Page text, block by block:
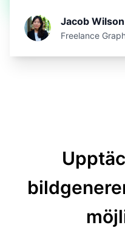
Jacob Wilson
Freelance